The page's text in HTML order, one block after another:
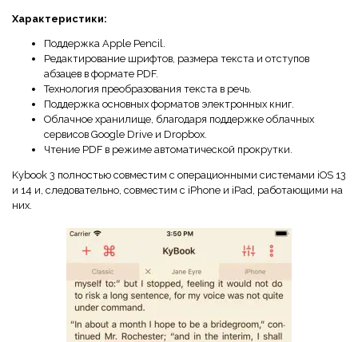
Характеристики:
Поддержка Apple Pencil.
Редактирование шрифтов, размера текста и отступов
абзацев в формате PDF.
Технология преобразования текста в речь.
Поддержка основных форматов электронных книг.
Облачное хранилище, благодаря поддержке облачных
сервисов Google Drive и Dropbox.
Чтение PDF в режиме автоматической прокрутки.
Kybook 3 полностью совместим с операционными системами iOS 13
и 14 и, следовательно, совместим с iPhone и iPad, работающими на
них.